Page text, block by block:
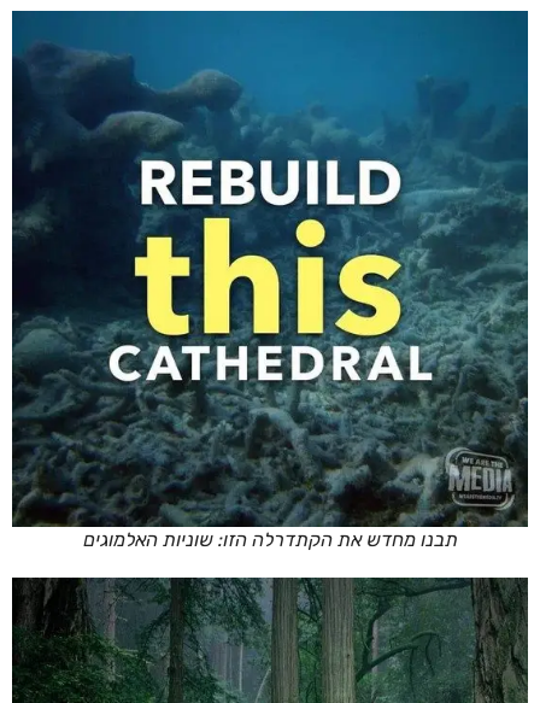
תבנו מחדש את הקתדרלה הזו: שוניות האלמוגים